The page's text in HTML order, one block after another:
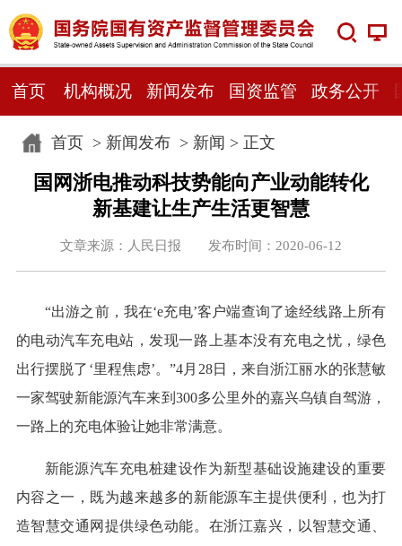
首页 机构概况 新闻发布 国资监管 政务公开
首页> 新闻发布> 新闻 > 正文
国网浙电推动科技势能向产业动能转化
新基建让生产生活更智慧
文章来源：人民日报 发布时间：2020-06-12
“出游之前，我在‘e充电’客户端查询了途经线路上所有
的电动汽车充电站，发现一路上基本没有充电之忧，绿色
出行摆脱了‘里程焦虑’。”4月28日，来自浙江丽水的张慧敏
一家驾驶新能源汽车来到300多公里外的嘉兴乌镇自驾游，
一路上的充电体验让她非常满意。
新能源汽车充电桩建设作为新型基础设施建设的重要
内容之一，既为越来越多的新能源车主提供便利，也为打
造智慧交通网提供绿色动能。在浙江嘉兴，以智慧交通、